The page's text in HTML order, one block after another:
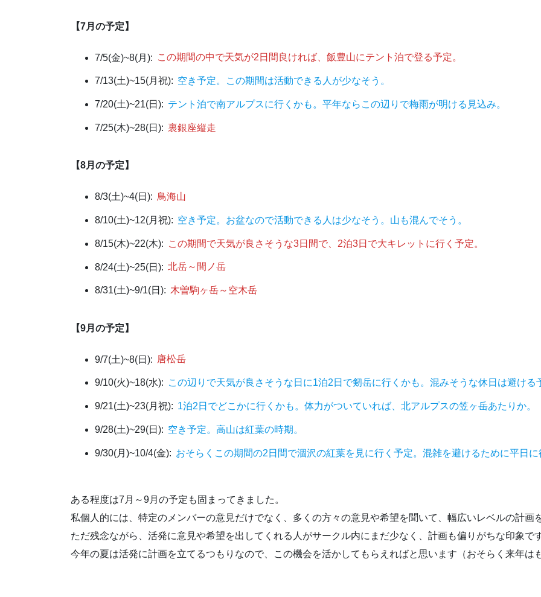
【7月の予定】
7/5(金)~8(月): この期間の中で天気が2日間良ければ、飯豊山にテント泊で登る予定。
7/13(土)~15(月祝): 空き予定。この期間は活動できる人が少なそう。
7/20(土)~21(日): テント泊で南アルプスに行くかも。平年ならこの辺りで梅雨が明ける見込み。
7/25(木)~28(日): 裏銀座縦走
【8月の予定】
8/3(土)~4(日): 鳥海山
8/10(土)~12(月祝): 空き予定。お盆なので活動できる人は少なそう。山も混んでそう。
8/15(木)~22(木): この期間で天気が良さそうな3日間で、2泊3日で大キレットに行く予定。
8/24(土)~25(日): 北岳～間ノ岳
8/31(土)~9/1(日): 木曽駒ヶ岳～空木岳
【9月の予定】
9/7(土)~8(日): 唐松岳
9/10(火)~18(水): この辺りで天気が良さそうな日に1泊2日で剱岳に行くかも。混みそうな休日は避ける
9/21(土)~23(月祝): 1泊2日でどこかに行くかも。体力がついていれば、北アルプスの笠ヶ岳あたりか。
9/28(土)~29(日): 空き予定。高山は紅葉の時期。
9/30(月)~10/4(金): おそらくこの期間の2日間で涸沢の紅葉を見に行く予定。混雑を避けるために平日
ある程度は7月～9月の予定も固まってきました。
私個人的には、特定のメンバーの意見だけでなく、多くの方々の意見や希望を聞いて、幅広いレベルの計画
ただ残念ながら、活発に意見や希望を出してくれる人がサークル内にまだ少なく、計画も偏りがちな印象で
今年の夏は活発に計画を立てるつもりなので、この機会を活かしてもらえればと思います（おそらく来年は